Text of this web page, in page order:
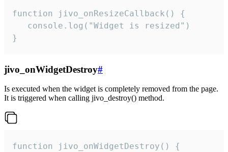
function jivo_onResizeCallback() {
   console.log("Widget is resized")
}
jivo_onWidgetDestroy#
Is executed when the widget is completely removed from the page.
It is triggered when calling jivo_destroy() method.
function jivo_onWidgetDestroy() {